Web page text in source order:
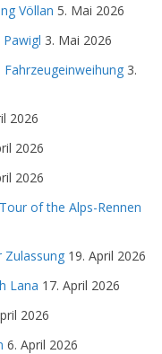
Völlan 5. Mai 2026
3. Mai 2026
3.
2026
2026
2026
of the Alps-Rennen
Zulassung 19. April 2026
Lana 17. April 2026
2026
6. April 2026